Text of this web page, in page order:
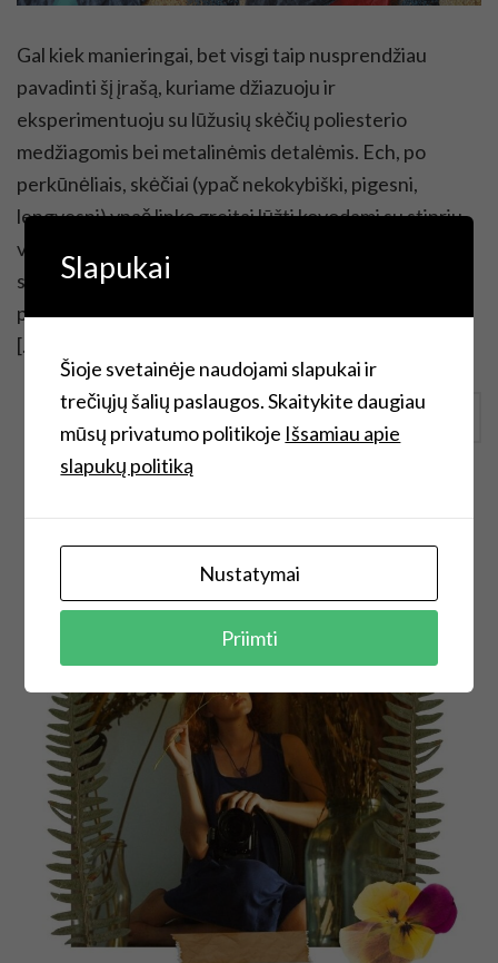
Gal kiek manieringai, bet visgi taip nusprendžiau
pavadinti šį įrašą, kuriame džiazuoju ir
eksperimentuoju su lūžusių skėčių poliesterio
medžiagomis bei metalinėmis detalėmis. Ech, po
perkūnėliais, skėčiai (ypač nekokybiški, pigesni,
lengvesni) ypač linkę greitai lūžti kovodami su stipriu
vėju. Jei yra beviltiškai nepataisomi, kur keliauja tavo
skėčiai? Tiesiai šiukšliadėžėn? Tikiuosi, šis įrašas
padės ir Jums tinkamai bei kūrybiškai atsisveikinti su
[…]
Continue Reading
Slapukai
Šioje svetainėje naudojami slapukai ir
trečiųjų šalių paslaugos. Skaitykite daugiau
mūsų privatumo politikoje Išsamiau apie
slapukų politiką
Nustatymai
Priimti